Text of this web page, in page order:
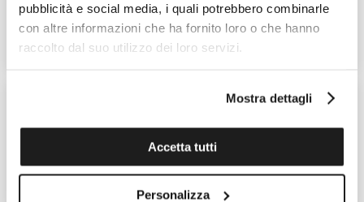
pubblicità e social media, i quali potrebbero combinarle
con altre informazioni che ha fornito loro o che hanno
raccolto dal suo utilizzo dei loro servizi.
Mostra dettagli
Accetta tutti
Personalizza
5.570,00 €
AGGIUNGI AL CARRELLO
5.570,00 €
AGGIUNGI AL CARRELLO